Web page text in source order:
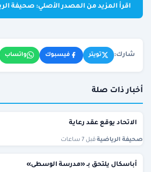
اقرأ المزيد من المصدر الأصلي: صحيفة
شارك: تويتر فيسبوك واتساب
أخبار ذات صلة
الاتحاد يوقع عقد رعاية
صحيفة الرياضية قبل 7 ساعات
أباسكال يلتحق بـ «مدرسة الوسطى»